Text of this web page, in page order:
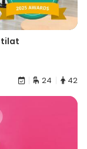
24 42